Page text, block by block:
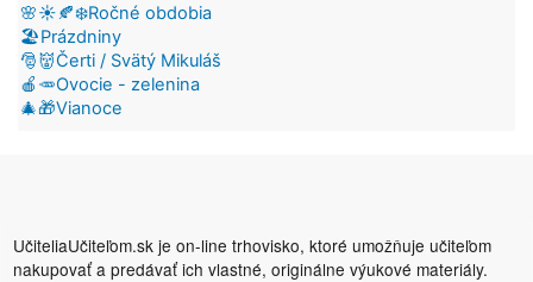
🌸☀️🍂❄️Ročné obdobia
🏖️Prázdniny
🎅👹Čerti / Svätý Mikuláš
🍎🥕Ovocie - zelenina
🎄🎁Vianoce
UčiteliaUčiteľom.sk je on-line trhovisko, ktoré umožňuje učiteľom
nakupovať a predávať ich vlastné, originálne výukové materiály.